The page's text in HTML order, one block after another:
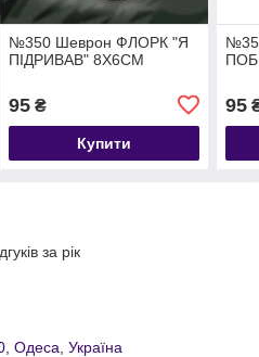
№350 Шеврон ФЛОРК "Я
ПІДРИВАВ" 8Х6СМ
95₴
Купити
95
за рік
Одеса, Україна